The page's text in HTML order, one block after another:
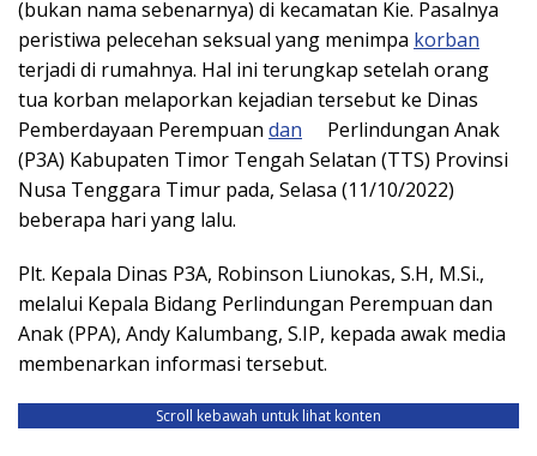
(bukan nama sebenarnya) di kecamatan Kie. Pasalnya
peristiwa pelecehan seksual yang menimpa korban
terjadi di rumahnya. Hal ini terungkap setelah orang
tua korban melaporkan kejadian tersebut ke Dinas
Pemberdayaan Perempuan dan
Perlindungan Anak
(P3A) Kabupaten Timor Tengah Selatan (TTS) Provinsi
Nusa Tenggara Timur pada, Selasa (11/10/2022)
beberapa hari yang lalu.
Plt. Kepala Dinas P3A, Robinson Liunokas, S.H, M.Si.,
melalui Kepala Bidang Perlindungan Perempuan dan
Anak (PPA), Andy Kalumbang, S.IP, kepada awak media
membenarkan informasi tersebut.
Scroll kebawah untuk lihat konten